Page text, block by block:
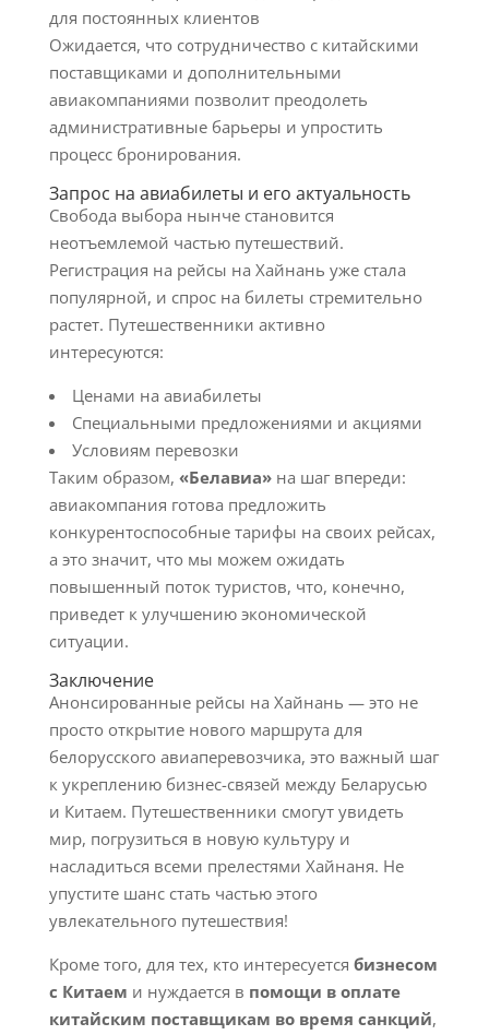
для постоянных клиентов
Ожидается, что сотрудничество с китайскими
поставщиками и дополнительными
авиакомпаниями позволит преодолеть
административные барьеры и упростить
процесс бронирования.
Запрос на авиабилеты и его актуальность
Свобода выбора нынче становится
неотъемлемой частью путешествий.
Регистрация на рейсы на Хайнань уже стала
популярной, и спрос на билеты стремительно
растет. Путешественники активно
интересуются:
Ценами на авиабилеты
Специальными предложениями и акциями
Условиям перевозки
Таким образом, «Белавиа»на шаг впереди:
авиакомпания готова предложить
конкурентоспособные тарифы на своих рейсах,
а это значит, что мы можем ожидать
повышенный поток туристов, что, конечно,
приведет к улучшению экономической
ситуации.
Заключение
Анонсированные рейсы на Хайнань — это не
просто открытие нового маршрута для
белорусского авиаперевозчика, это важный шаг
к укреплению бизнес-связей между Беларусью
и Китаем. Путешественники смогут увидеть
мир, погрузиться в новую культуру и
насладиться всеми прелестями Хайнаня. Не
упустите шанс стать частью этого
увлекательного путешествия!
Кроме того, для тех, кто интересуется бизнесом
с Китаем и нуждается в помощи в оплате
китайским поставщикам во время санкций,